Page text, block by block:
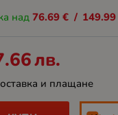
над76.69 € / 149.99
лв.
и плащане